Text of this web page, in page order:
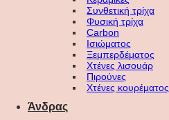
Συνθετική τρίχα
Φυσική τρίχα
Carbon
Ισιώματος
Ξεμπερδέματος
Χτένες λισουάρ
Πιρούνες
Χτένες κουρέματος
Άνδρας